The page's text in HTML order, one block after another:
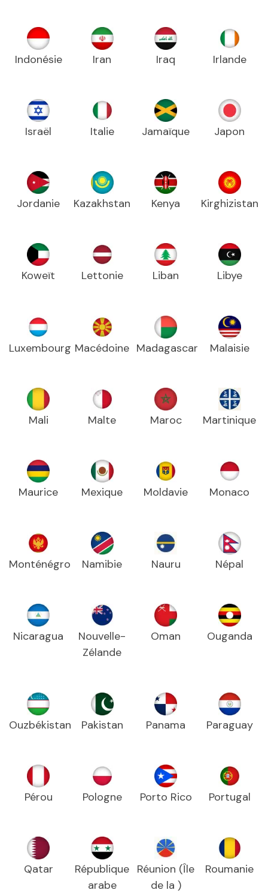
Indonésie Iran Iraq Irlande
Israël Italie Jamaïque Japon
Jordanie Kazakhstan Kenya Kirghizistan
Koweït Lettonie Liban Libye
Luxembourg Macédoine Madagascar Malaisie
Mali Malte Maroc Martinique
Maurice Mexique Moldavie Monaco
Monténégro Namibie Nauru Népal
Nicaragua
Nouvelle-
Zélande
Oman Ouganda
Ouzbékistan Pakistan Panama Paraguay
Pérou Pologne Porto Rico Portugal
Qatar
République
arabe
Réunion (Île
de la )
Roumanie